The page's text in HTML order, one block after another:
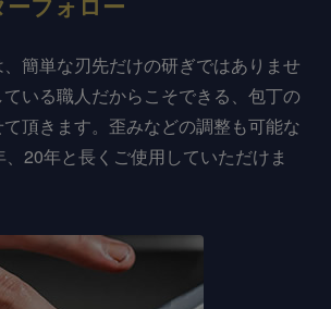
ーフォロー
簡単な刃先だけの研ぎではありませ
いる職人だからこそできる、包丁の
頂きます。歪みなどの調整も可能な
20年と長くご使用していただけま